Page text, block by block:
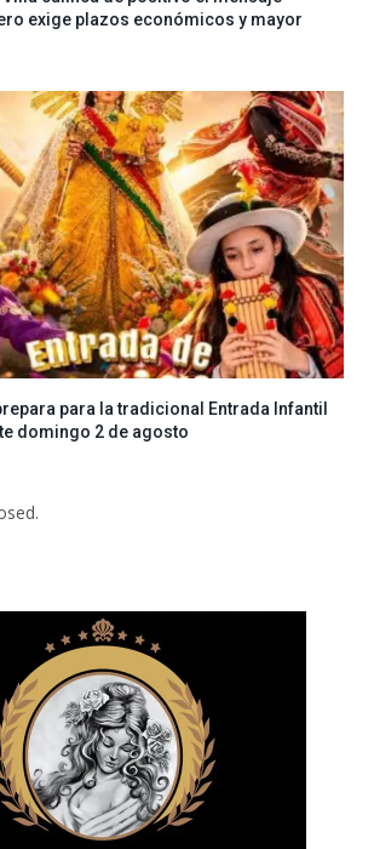
exige plazos económicos y mayor
para la tradicional Entrada Infantil
domingo 2 de agosto